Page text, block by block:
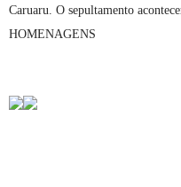
Caruaru. O sepultamento
HOMENAGENS